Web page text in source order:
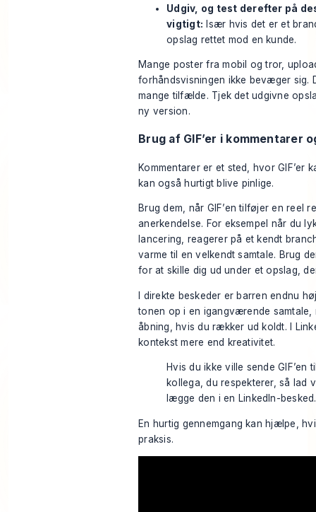
Udgiv, og test derefter på
vigtigt: Især hvis det er et
opslag rettet mod en kunde.
Mange poster fra mobil og tror,
forhåndsvisningen ikke bevæger sig.
mange tilfælde. Tjek det udgivne
ny version.
Brug af GIF’er i kommentarer
Kommentarer er et sted, hvor GIF’er
kan også hurtigt blive pinlige.
Brug dem, når GIF’en tilføjer en reel
anerkendelse. For eksempel når du
lancering, reagerer på et kendt
varme til en velkendt samtale. Brug
for at skille dig ud under et opslag,
I direkte beskeder er barren endnu
tonen op i en igangværende samtale,
åbning, hvis du rækker ud koldt. I
kontekst mere end kreativitet.
Hvis du ikke ville sende GIF’en
kollega, du respekterer, så lad
lægge den i en LinkedIn-besked.
En hurtig gennemgang kan hjælpe,
praksis.